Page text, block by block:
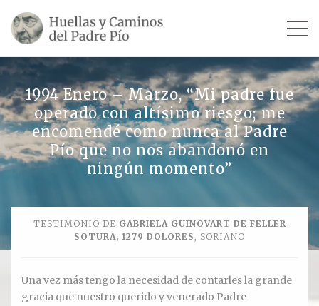
SU VIDA
TESTIMONIOS
Escultores
Contar mi testimonio
1994 Enero – Marzo, “Mi padre fue
operado con altísimo riesgo; me
encomendé como nunca al Padre
Pío que no nos abandonó en
ningún momento”
TESTIMONIO DE GABRIELA GUINOVART DE FELLER
SOTURA, 1279 DOLORES, SORIANO
Una vez más tengo la necesidad de contarles la grande
gracia que nuestro querido y venerado Padre